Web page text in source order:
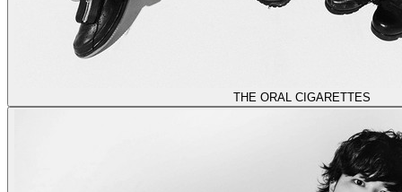
THE ORAL CIGARETTES